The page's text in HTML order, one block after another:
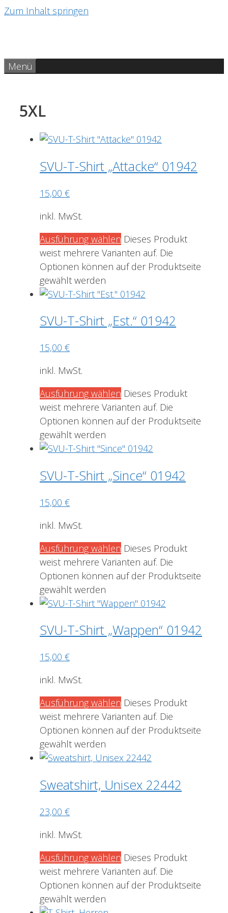
Zum Inhalt springen
Menü
5XL
SVU-T-Shirt „Attacke“ 01942
15,00 €
inkl. MwSt.
Ausführung wählen Dieses Produkt
weist mehrere Varianten auf. Die
Optionen können auf der Produktseite
gewählt werden
SVU-T-Shirt „Est.“ 01942
15,00 €
inkl. MwSt.
Ausführung wählen Dieses Produkt
weist mehrere Varianten auf. Die
Optionen können auf der Produktseite
gewählt werden
SVU-T-Shirt „Since“ 01942
15,00 €
inkl. MwSt.
Ausführung wählen Dieses Produkt
weist mehrere Varianten auf. Die
Optionen können auf der Produktseite
gewählt werden
SVU-T-Shirt „Wappen“ 01942
15,00 €
inkl. MwSt.
Ausführung wählen Dieses Produkt
weist mehrere Varianten auf. Die
Optionen können auf der Produktseite
gewählt werden
Sweatshirt, Unisex 22442
23,00 €
inkl. MwSt.
Ausführung wählen Dieses Produkt
weist mehrere Varianten auf. Die
Optionen können auf der Produktseite
gewählt werden